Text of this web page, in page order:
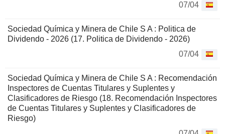
07/04
Sociedad Química y Minera de Chile S A : Politica de
Dividendo - 2026 (17. Politica de Dividendo - 2026)
07/04
Sociedad Química y Minera de Chile S A : Recomendación
Inspectores de Cuentas Titulares y Suplentes y
Clasificadores de Riesgo (18. Recomendación Inspectores
de Cuentas Titulares y Suplentes y Clasificadores de
Riesgo)